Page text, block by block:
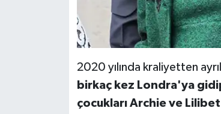
2020 yılında kraliyetten
birkaç kez Londra'ya
çocukları Archie ve